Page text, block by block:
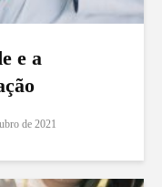
e a
de 2021